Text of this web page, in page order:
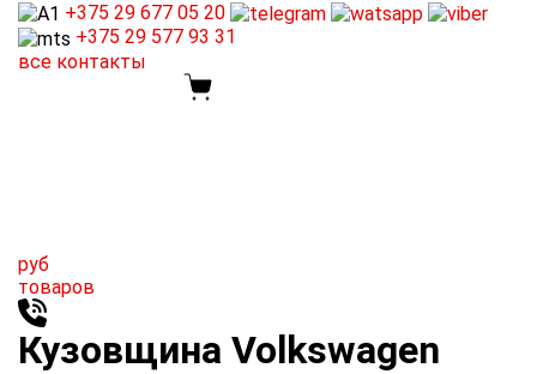
+375 29 677 05 20
+375 29 577 93 31
все контакты
руб
товаров
Кузовщина Volkswagen